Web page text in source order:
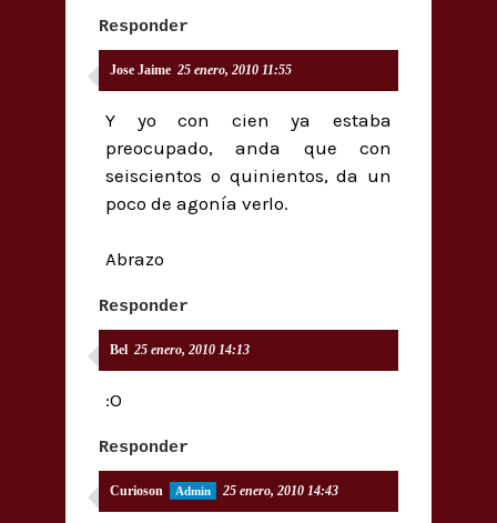
Responder
Jose Jaime 25 enero, 2010 11:55
Y yo con cien ya estaba
preocupado, anda que con
seiscientos o quinientos, da un
poco de agonía verlo.
Abrazo
Responder
Bel 25 enero, 2010 14:13
:O
Responder
Curioson 25 enero, 2010 14:43